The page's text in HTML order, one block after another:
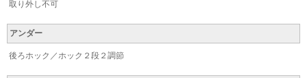
取り外し不可
アンダー
後ろホック／ホック２段２調節